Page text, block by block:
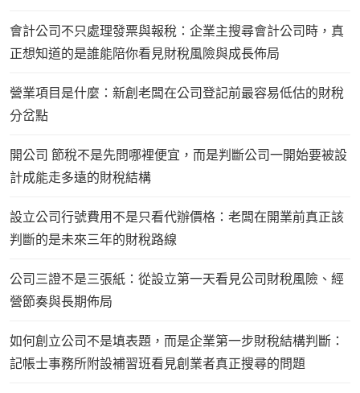
會計公司不只處理發票與報稅：企業主搜尋會計公司時，真
正想知道的是誰能陪你看見財稅風險與成長佈局
營業項目是什麼：新創老闆在公司登記前最容易低估的財稅
分岔點
開公司 節稅不是先問哪裡便宜，而是判斷公司一開始要被設
計成能走多遠的財稅結構
設立公司行號費用不是只看代辦價格：老闆在開業前真正該
判斷的是未來三年的財稅路線
公司三證不是三張紙：從設立第一天看見公司財稅風險、經
營節奏與長期佈局
如何創立公司不是填表題，而是企業第一步財稅結構判斷：
記帳士事務所附設補習班看見創業者真正搜尋的問題